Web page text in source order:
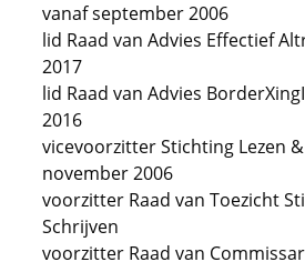
vanaf september 2006
lid Raad van Advies Effectief
2017
lid Raad van Advies
2016
vicevoorzitter Stichting Lezen
november 2006
voorzitter Raad van Toezicht
Schrijven
voorzitter Raad van